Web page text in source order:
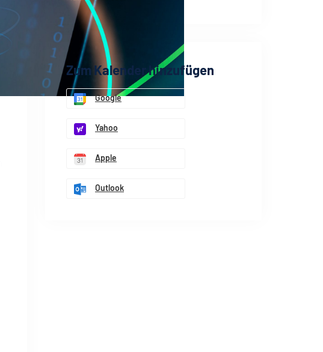
Zum Kalender hinzufügen
Google
Yahoo
Apple
Outlook